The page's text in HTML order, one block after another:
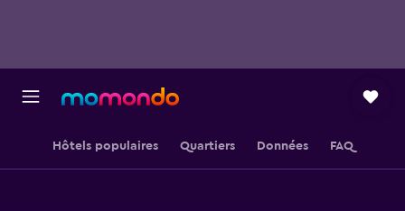
Hôtels populaires Quartiers Données FAQ